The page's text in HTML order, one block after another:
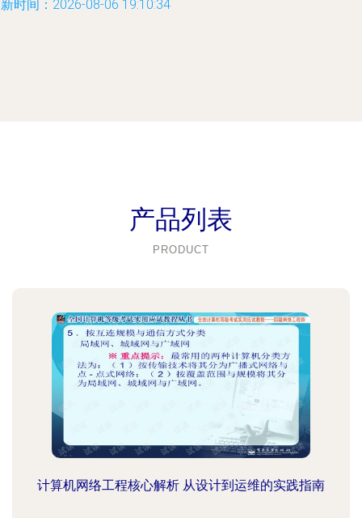
时间：2026-08-06 19:10:34
产品列表
PRODUCT
计算机网络工程核心解析 从设计到运维的实践指南